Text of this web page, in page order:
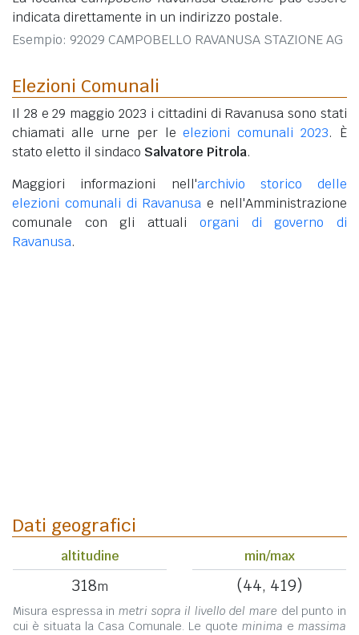
indicata direttamente in un indirizzo postale.
Esempio: 92029 CAMPOBELLO RAVANUSA STAZIONE AG
Elezioni Comunali
Il 28 e 29 maggio 2023 i cittadini di Ravanusa sono stati
chiamati alle urne per leelezioni comunali 2023. È
stato eletto il sindaco Salvatore Pitrola.
Maggiori informazioni nell'archivio storico delle
elezioni comunali di Ravanusa e nell'Amministrazione
comunale con gli attuali organi di governo di
Ravanusa.
Dati geografici
altitudine
318m
min/max
(44, 419)
Misura espressa in metri sopra il livello del mare del punto in
cui è situata la Casa Comunale. Le quote minima e massima